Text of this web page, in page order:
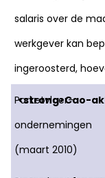
salaris over de
werkgever kan
ingeroosterd,
Parketvloer-
ondernemingen
(maart 2010)